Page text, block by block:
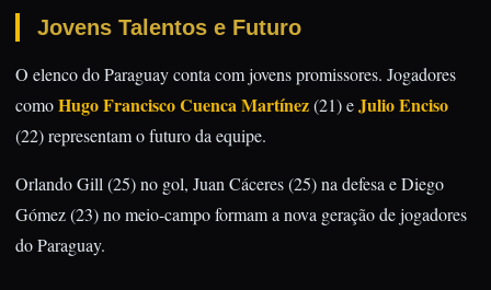
Jovens Talentos e Futuro
O elenco do Paraguay conta com jovens promissores. Jogadores
comoHugo Francisco Cuenca Martínez(21) eJulio Enciso
(22) representam o futuro da equipe.
Orlando Gill (25) no gol, Juan Cáceres (25) na defesa e Diego
Gómez (23) no meio-campo formam a nova geração de jogadores
do Paraguay.